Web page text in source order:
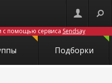
с помощью сервиса Sendsay
Подборки